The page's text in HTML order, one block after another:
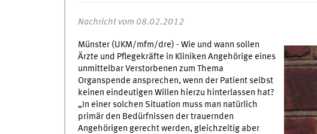
Nachricht vom 08.02.2012
Münster (UKM/mfm/dre) - Wie und wann sollen
Ärzte und Pflegekräfte in Kliniken Angehörige eines
unmittelbar Verstorbenen zum Thema
Organspende ansprechen, wenn der Patient selbst
keinen eindeutigen Willen hierzu hinterlassen hat?
„In einer solchen Situation muss man natürlich
primär den Bedürfnissen der trauernden
Angehörigen gerecht werden, gleichzeitig aber